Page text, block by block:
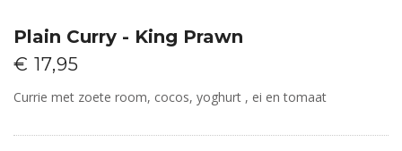
Plain Curry - King Prawn
€ 17,95
Currie met zoete room, cocos, yoghurt , ei en tomaat